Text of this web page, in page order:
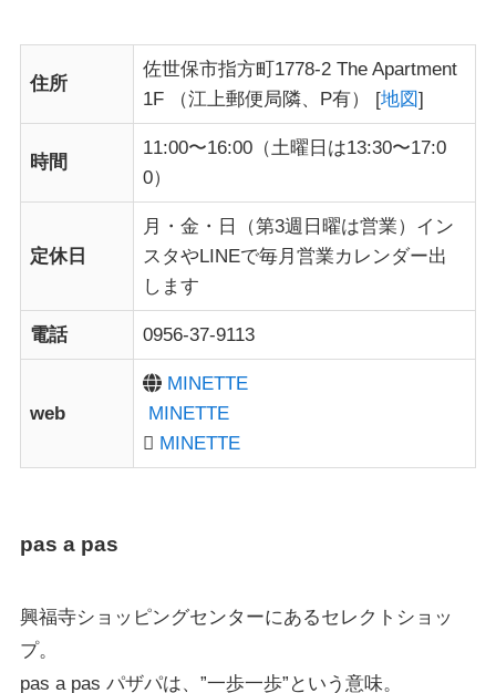
住所
佐世保市指方町1778-2 The Apartment
1F （江上郵便局隣、P有） [地図]
時間
11:00〜16:00（土曜日は13:30〜17:0
0）
定休日
月・金・日（第3週日曜は営業）イン
スタやLINEで毎月営業カレンダー出
します
電話 0956-37-9113
web
MINETTE
MINETTE
MINETTE
pas a pas
興福寺ショッピングセンターにあるセレクトショッ
プ。
pas a pas パザパは、”一歩一歩”という意味。